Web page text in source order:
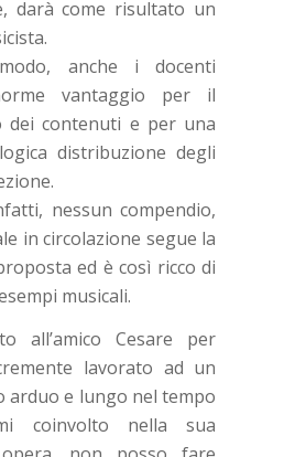
darà come risultato un
anche i docenti
vantaggio per il
dei contenuti e per una
distribuzione degli
nessun compendio,
in circolazione segue la
ed è così ricco di
musicali.
all’amico Cesare per
lavorato ad un
e lungo nel tempo
coinvolto nella sua